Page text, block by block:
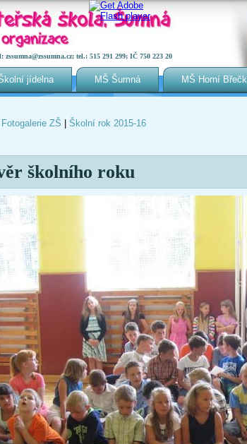
zssumna@zssumna.cz; tel.: 515 291 299; IČ 750 223 20
jídelna MŠ Šumná MŠ Horní
Fotogalerie ZŠ |Školní rok 2015-16
školního roku